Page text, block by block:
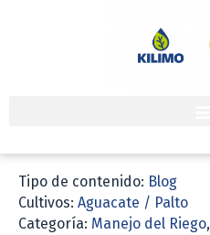
Tipo de contenido: Blog
Cultivos: Aguacate / Palto
Categoría: Manejo del Riego,